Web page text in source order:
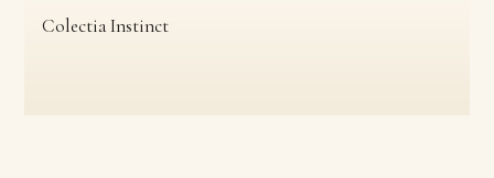
Colectia Instinct